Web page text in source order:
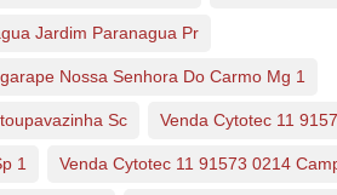
Jardim Paranagua Pr
Nossa Senhora Do Carmo Mg 1
Sc Venda Cytotec 11
1 Venda Cytotec 11 91573 0214